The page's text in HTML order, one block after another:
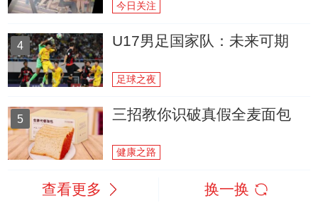
今日关注
4 U17男足国家队：未来可期
足球之夜
5 三招教你识破真假全麦面包
健康之路
查看更多 换一换